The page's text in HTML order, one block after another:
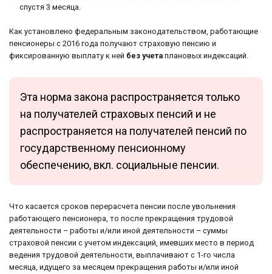
спустя 3 месяца.
Как установлено федеральным законодательством, работающие
пенсионеры с 2016 года получают страховую пенсию и
фиксированную выплату к ней без учета плановых индексаций.
Эта норма закона распространяется только
на получателей страховых пенсий и не
распространяется на получателей пенсий по
государственному пенсионному
обеспечению, вкл. социальные пенсии.
Что касается сроков перерасчета пенсии после увольнения
работающего пенсионера, то после прекращения трудовой
деятельности – работы и/или иной деятельности – суммы
страховой пенсии с учетом индексаций, имевших место в период
ведения трудовой деятельности, выплачивают с 1-го числа
месяца, идущего за месяцем прекращения работы и/или иной